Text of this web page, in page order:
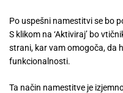
Po uspešni namestitvi se bo
S klikom na ‘Aktiviraj’ bo
strani, kar vam omogoča, da
funkcionalnosti.
Ta način namestitve je